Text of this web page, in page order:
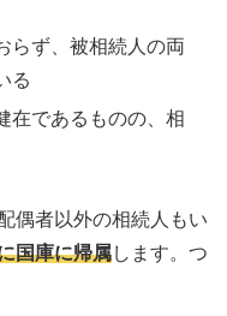
らず、被相続人の両
る
在であるものの、相
偶者以外の相続人もい
国庫に帰属します。つ